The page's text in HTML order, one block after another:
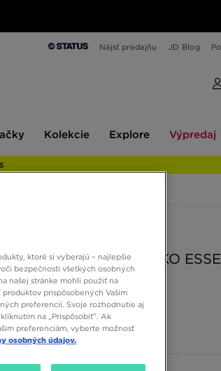
Nájsť predajňu JD Blog
Kolekcie Explore Výpredaj
MCKENZIE TRIČKO
TRIČKO
13,00 €
ktoré si vyberajú – najlepšie
bezpečnosti všetkých osobných
našej stránke mohli použiť na
prispôsobených Vašim
preferencií. Svoje rozhodnutie aj
na „Prispôsobiť”. Ak
preferenciám, vyberte možnosť
osobných údajov.